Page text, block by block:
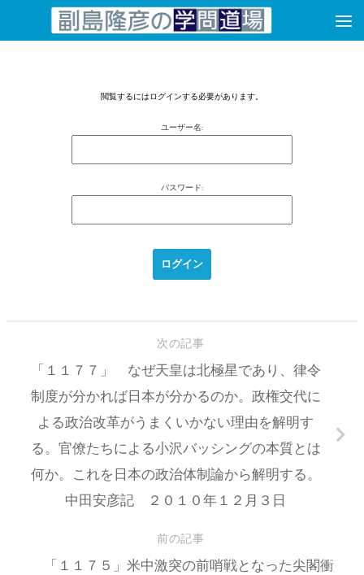
コンテンツへスキップ
閲覧するにはログインする必要があります。
ユーザー名:
パスワード:
次の記事
「１１７７」 なぜ天皇は北極星であり、律令
制度が分かれば日本が分かるのか。政権交代に
よる政治改革がうまくいかない理由を解明す
る。官僚たちによる小沢バッシングの本質とは
何か。これを日本の政治体制論から解明する。
中田安彦記 ２０１０年１２月３日
前の記事
「１１７５」米中激突の前哨戦となった尖閣衝